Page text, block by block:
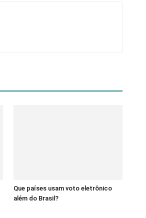
Que países usam voto eletrônico
além do Brasil?